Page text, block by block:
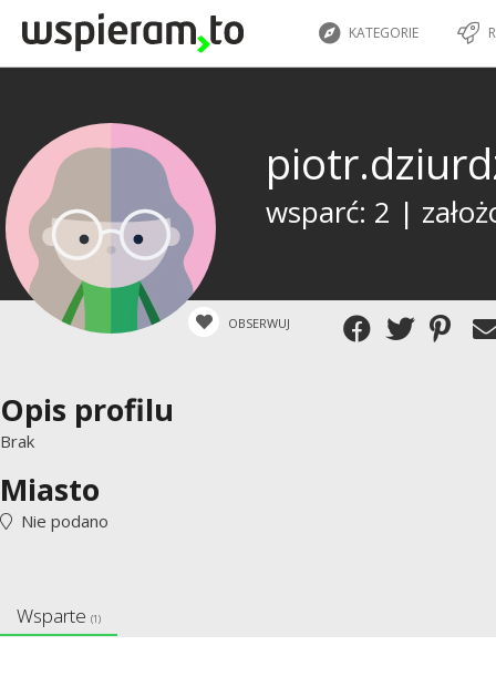
KATEGORIE
wsparć: 2 |
OBSERWUJ
Opis profilu
Brak
Miasto
Nie podano
Wsparte (1)